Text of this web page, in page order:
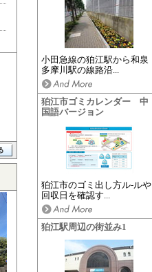
小田急線の狛江駅から和泉
多摩川駅の線路沿...
狛江市ゴミカレンダー 中
国語バージョン
狛江市のゴミ出し方ル-ルや
回収日を確認す...
狛江駅周辺の街並み1